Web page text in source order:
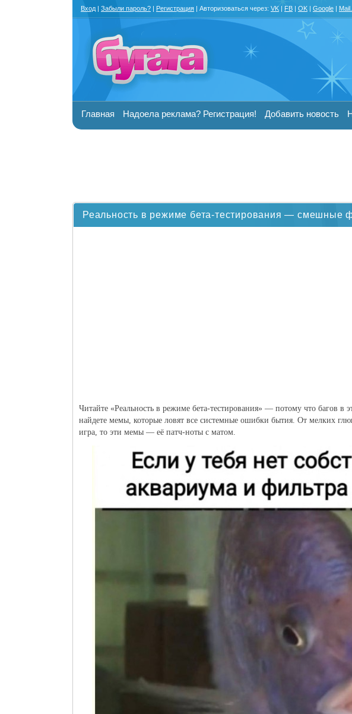
Реальность в режиме бета-тестирования — смешные
Читайте «Реальность в режиме бета-тестирования» — потому что багов
найдете мемы, которые ловят все системные ошибки бытия. От мелких
игра, то эти мемы — её патч-ноты с матом.
Вход | Забыли пароль? | Регистрация | Авторизоваться через: VK | FB | OK | Google |
Главная Надоела реклама? Регистрация! Добавить новость